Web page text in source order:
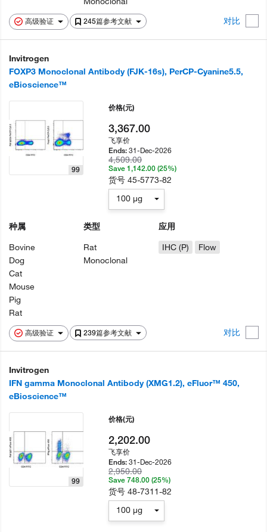
高级验证 245篇参考文献 对比
Invitrogen
FOXP3 Monoclonal Antibody (FJK-16s), PerCP-Cyanine5.5,
eBioscience™
高级验证 239篇参考文献 对比
99
种属
Bovine
Dog
Cat
Mouse
Pig
Rat
类型
Rat
Monoclonal
应用
IHC (P)
Flow
价格(元)
3,367.00
飞享价
Ends:31-Dec-2026
4,509.00
Save 1,142.00 (25%)
货号45-5773-82
100 µg
Invitrogen
IFN gamma Monoclonal Antibody (XMG1.2), eFluor™ 450,
eBioscience™
99
价格(元)
2,202.00
飞享价
Ends:31-Dec-2026
2,950.00
Save 748.00 (25%)
货号48-7311-82
100 µg